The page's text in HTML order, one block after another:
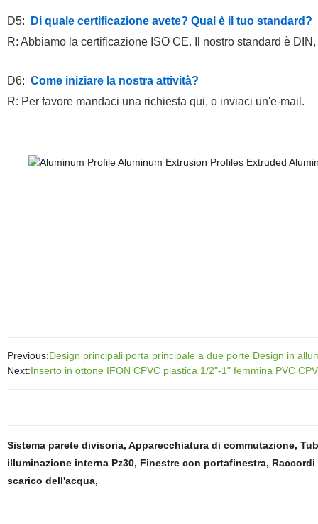
D5:
Di quale certificazione avete? Qual è il tuo standard?
R: Abbiamo la certificazione ISO CE. Il nostro standard è
D6: Come iniziare la nostra attività?
R: Per favoremandaci una richiesta qui, o inviaci un'e-mail.
Previous:Design principali porta principale a due porte Design in
Next:Inserto in ottone IFON CPVC plastica 1/2"-1" femmina PVC
Sistema parete divisoria, Apparecchiatura di commutazione,
illuminazione interna Pz30, Finestre con portafinestra,
scarico dell'acqua,